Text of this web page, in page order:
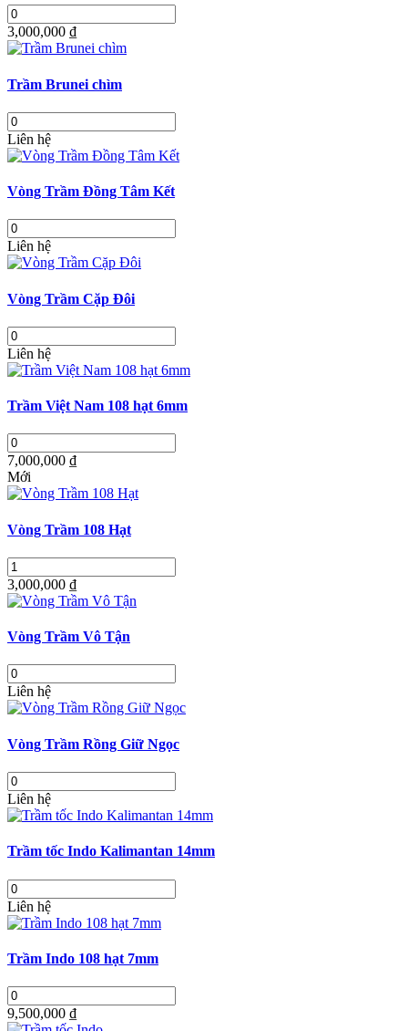
3,000,000 ₫
Trầm Brunei chìm
Liên hệ
Vòng Trầm Đồng Tâm Kết
Liên hệ
Vòng Trầm Cặp Đôi
Liên hệ
Trầm Việt Nam 108 hạt 6mm
7,000,000 ₫
Mới
Vòng Trầm 108 Hạt
3,000,000 ₫
Vòng Trầm Vô Tận
Liên hệ
Vòng Trầm Rồng Giữ Ngọc
Liên hệ
Trầm tốc Indo Kalimantan 14mm
Liên hệ
Trầm Indo 108 hạt 7mm
9,500,000 ₫